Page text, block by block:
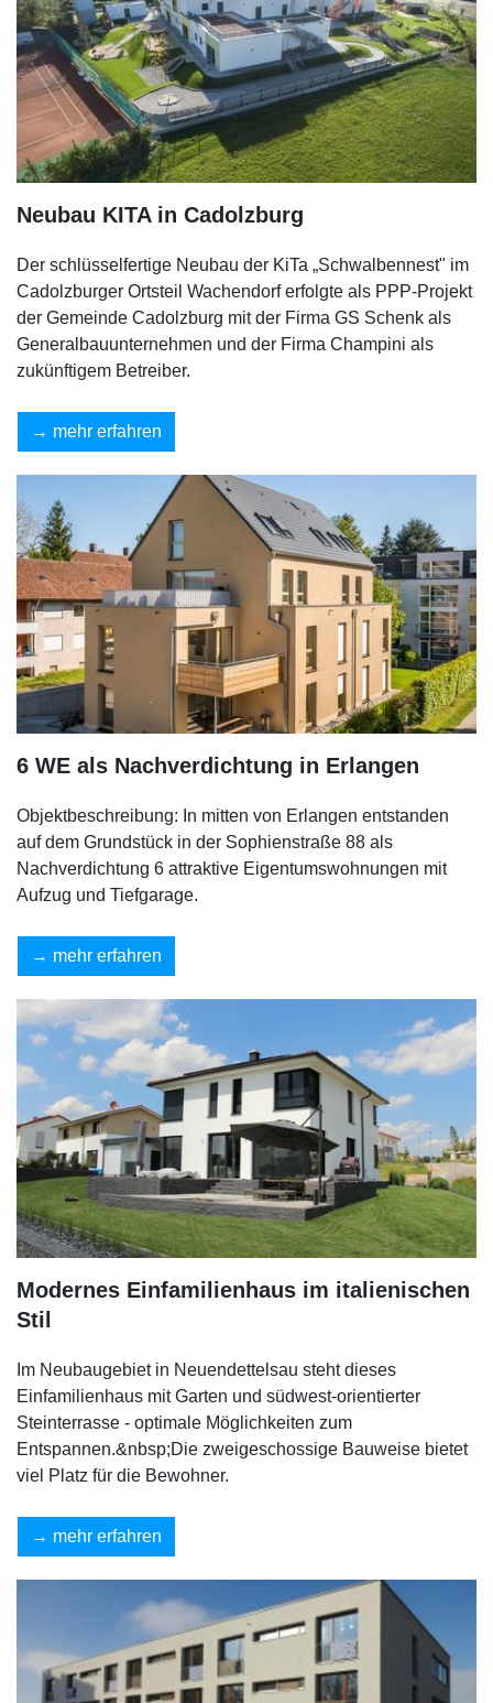
Neubau KITA in Cadolzburg
Der schlüsselfertige Neubau der KiTa „Schwalbennest" im
Cadolzburger Ortsteil Wachendorf erfolgte als PPP-Projekt
der Gemeinde Cadolzburg mit der Firma GS Schenk als
Generalbauunternehmen und der Firma Champini als
zukünftigem Betreiber.
mehr erfahren
6 WE als Nachverdichtung in Erlangen
Objektbeschreibung: In mitten von Erlangen entstanden
auf dem Grundstück in der Sophienstraße 88 als
Nachverdichtung 6 attraktive Eigentumswohnungen mit
Aufzug und Tiefgarage.
mehr erfahren
Modernes Einfamilienhaus im italienischen
Stil
Im Neubaugebiet in Neuendettelsau steht dieses
Einfamilienhaus mit Garten und südwest-orientierter
Steinterrasse - optimale Möglichkeiten zum
Entspannen.&nbsp;Die zweigeschossige Bauweise bietet
viel Platz für die Bewohner.
mehr erfahren